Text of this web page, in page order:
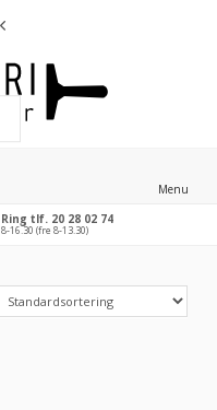
Menu
Ring tlf. 20 28 02 74
8-16.30 (fre 8-13.30)